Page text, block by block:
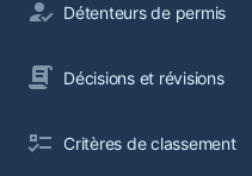
Détenteurs de permis
Décisions et révisions
Critères de classement